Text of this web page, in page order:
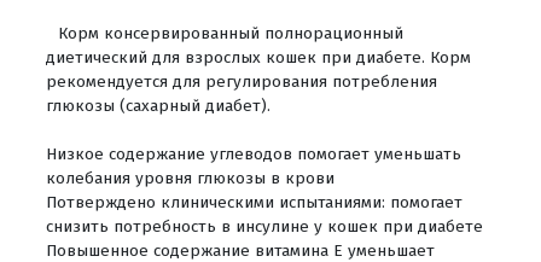
Корм консервированный полнорационный
диетический для взрослых кошек при диабете. Корм
рекомендуется для регулирования потребления
глюкозы (сахарный диабет).
Низкое содержание углеводов помогает уменьшать
колебания уровня глюкозы в крови
Потверждено клиническими испытаниями: помогает
снизить потребность в инсулине у кошек при диабете
Повышенное содержание витамина Е уменьшает